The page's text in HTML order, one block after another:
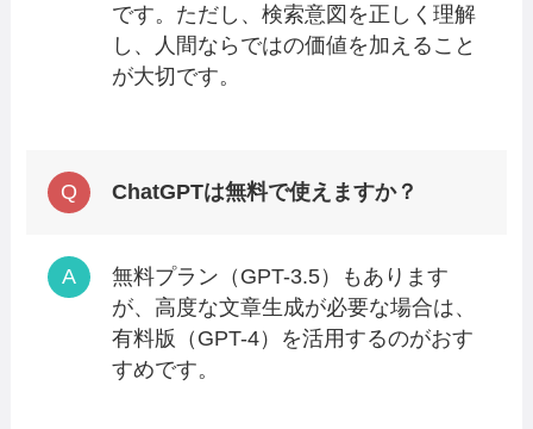
です。ただし、検索意図を正しく理解
し、人間ならではの価値を加えること
が大切です。
ChatGPTは無料で使えますか？
無料プラン（GPT-3.5）もあります
が、高度な文章生成が必要な場合は、
有料版（GPT-4）を活用するのがおす
すめです。